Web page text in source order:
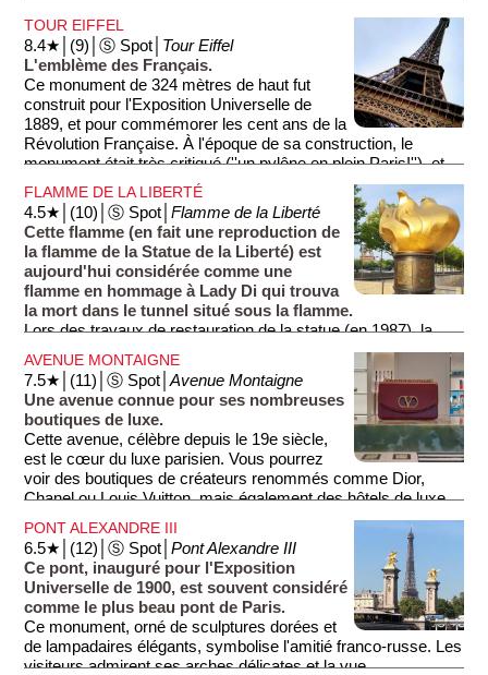
TOUR EIFFEL
8.4★│(9)│Ⓢ Spot│ Tour Eiffel
L'emblème des Français.
Ce monument de 324 mètres de haut fut
construit pour l'Exposition Universelle de
1889, et pour commémorer les cent ans de la
Révolution Française. À l'époque de sa construction, le
monument était très critiqué (''un pylône en plein Paris!''), et
comme la plupart des monuments de l'exposition, la Tour
Eiffel devait être détruite après l'exposition, mais elle fut
sauvée de justesse lors d'un vote à trois voix contre cinq.
Comme quoi, l'histoire tient à peu de choses.
La Tour Eiffel fut la plus haute tour du monde, avant que le
Chrysler Building (New York) ne la dépasse dans les années
1930.
On monte dans la tour par ascenseur, jusqu'au dernier étage,
et par escaliers jusqu'au deuxième étage. Les escaliers entre
le 2e et le 3e étage furent supprimés (et vendus aux
enchères) dans les années 1980, pour alléger l'édifice. Pour
éviter de faire la queue pour les ascenseurs, empruntez les
escaliers, si vous osez!
Depuis la tour, vous aurez un magnifique panorama à 360
degrés sur Paris, par exemple sur l'École Militaire et la Tour
Montparnasse (photo 3).
La nuit, la tour sintille toutes les heures et un projecteur
tournant installé à son sommet transforme la tour en une
sorte de phare visible de très loin (photo 2).
FLAMME DE LA LIBERTÉ
4.5★│(10)│Ⓢ Spot│Flamme de la Liberté
Cette flamme (en fait une reproduction de
la flamme de la Statue de la Liberté) est
aujourd'hui considérée comme une
flamme en hommage à Lady Di qui trouva
la mort dans le tunnel situé sous la flamme.
Lors des travaux de restauration de la statue (en 1987), la
flamme d'origine (évidée et éclairée de l'intérieur) fut
remplacée par une flamme dorée éclairée de l'exterieur. La
flamme de Paris est une copie de la nouvelle flamme de
1987.
Suite à la mort de Lady Diana dans le Tunnel de l'Alma (en
1997), beaucoup de touristes pensent que la flamme de Paris
fut érigée en son honneur et viennent se recueillir devant la
AVENUE MONTAIGNE
7.5★│(11)│Ⓢ Spot│Avenue Montaigne
Une avenue connue pour ses nombreuses
boutiques de luxe.
Cette avenue, célèbre depuis le 19e siècle,
est le cœur du luxe parisien. Vous pourrez
voir des boutiques de créateurs renommés comme Dior,
Chanel ou Louis Vuitton, mais également des hôtels de luxe,
des galeries d'art, des cafés et des restaurants.
PONT ALEXANDRE III
6.5★│(12)│Ⓢ Spot│Pont Alexandre III
Ce pont, inauguré pour l'Exposition
Universelle de 1900, est souvent considéré
comme le plus beau pont de Paris.
Ce monument, orné de sculptures dorées et
de lampadaires élégants, symbolise l'amitié franco-russe. Les
visiteurs admirent ses arches délicates et la vue